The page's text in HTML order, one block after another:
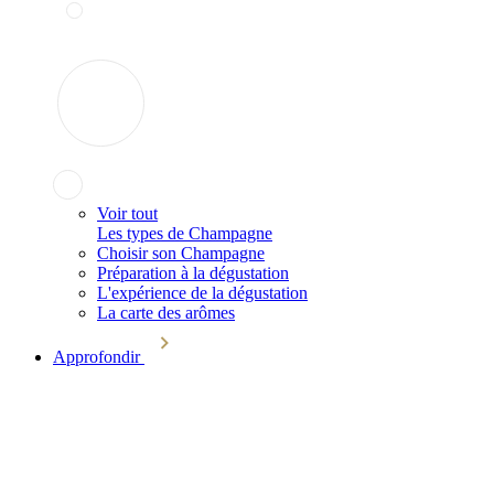
Voir tout
Les types de Champagne
Choisir son Champagne
Préparation à la dégustation
L'expérience de la dégustation
La carte des arômes
Approfondir